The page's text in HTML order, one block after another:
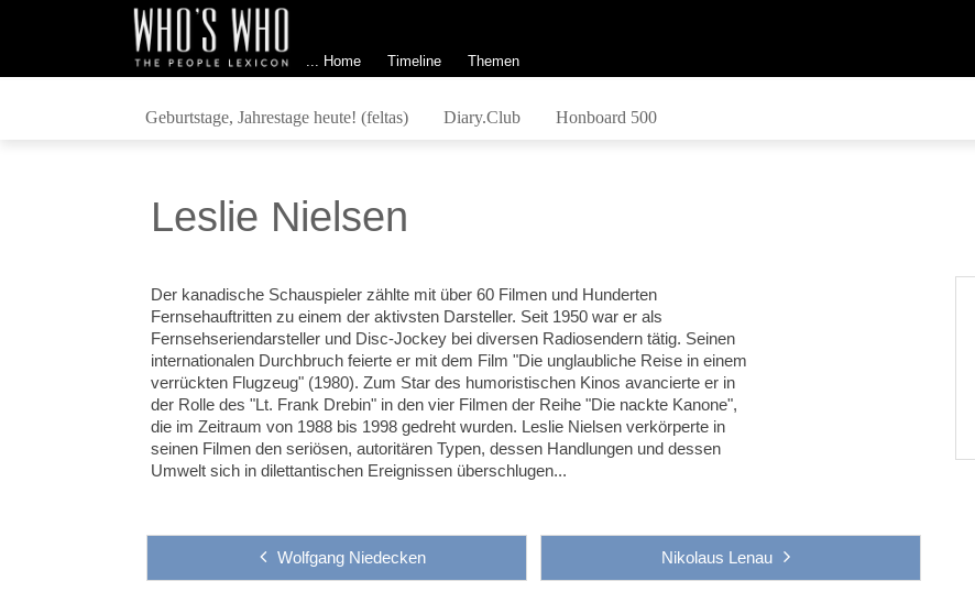
... Home Timeline Themen
Geburtstage, Jahrestage heute! (feltas) Diary.Club Honboard 500
Leslie Nielsen
Der kanadische Schauspieler zählte mit über 60 Filmen und Hunderten
Fernsehauftritten zu einem der aktivsten Darsteller. Seit 1950 war er als
Fernsehseriendarsteller und Disc-Jockey bei diversen Radiosendern tätig. Seinen
internationalen Durchbruch feierte er mit dem Film "Die unglaubliche Reise in einem
verrückten Flugzeug" (1980). Zum Star des humoristischen Kinos avancierte er in
der Rolle des "Lt. Frank Drebin" in den vier Filmen der Reihe "Die nackte Kanone",
die im Zeitraum von 1988 bis 1998 gedreht wurden. Leslie Nielsen verkörperte in
seinen Filmen den seriösen, autoritären Typen, dessen Handlungen und dessen
Umwelt sich in dilettantischen Ereignissen überschlugen...
Wolfgang Niedecken Nikolaus Lenau